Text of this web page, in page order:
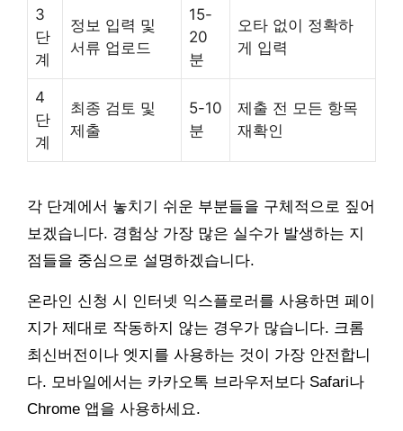
3
단
계
정보 입력 및
서류 업로드
15-
20
분
오타 없이 정확하
게 입력
4
단
계
최종 검토 및
제출
5-10
분
제출 전 모든 항목
재확인
각 단계에서 놓치기 쉬운 부분들을 구체적으로 짚어
보겠습니다. 경험상 가장 많은 실수가 발생하는 지
점들을 중심으로 설명하겠습니다.
온라인 신청 시 인터넷 익스플로러를 사용하면 페이
지가 제대로 작동하지 않는 경우가 많습니다. 크롬
최신버전이나 엣지를 사용하는 것이 가장 안전합니
다. 모바일에서는 카카오톡 브라우저보다 Safari나
Chrome 앱을 사용하세요.